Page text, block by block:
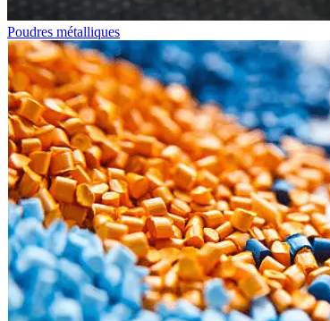
Poudres métalliques